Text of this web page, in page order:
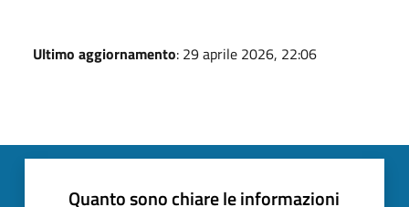
Ultimo aggiornamento: 29 aprile 2026, 22:06
Quanto sono chiare le informazioni